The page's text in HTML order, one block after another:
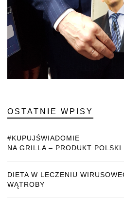
OSTATNIE WPISY
#KUPUJŚWIADOMIE
NA GRILLA – PRODUKT POLSKI
DIETA W LECZENIU
WĄTROBY